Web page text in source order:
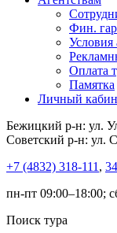
Фин.
Условия
Оплата
Памятка
Личный
Бежицкий р-н: ул.
Советский р-н: ул.
+7 (4832) 318-111 ,
пн-пт 09:00–18:00;
Поиск тура